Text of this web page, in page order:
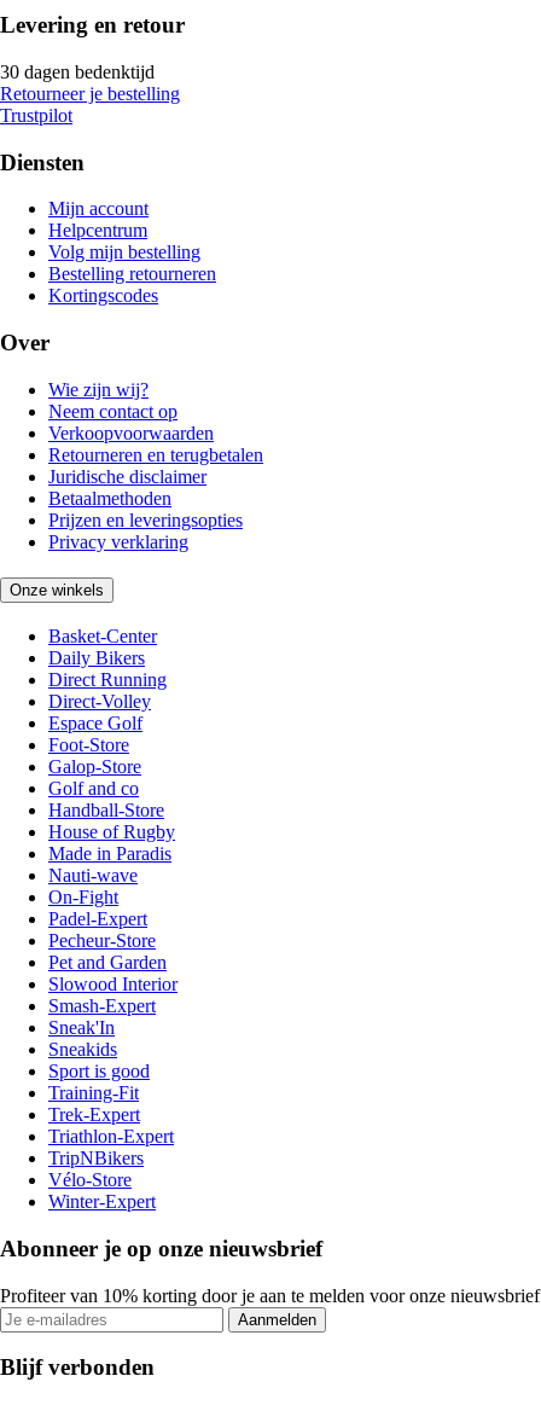
Levering en retour
30 dagen bedenktijd
Retourneer je bestelling
Trustpilot
Diensten
Mijn account
Helpcentrum
Volg mijn bestelling
Bestelling retourneren
Kortingscodes
Over
Wie zijn wij?
Neem contact op
Verkoopvoorwaarden
Retourneren en terugbetalen
Juridische disclaimer
Betaalmethoden
Prijzen en leveringsopties
Privacy verklaring
Onze winkels
Basket-Center
Daily Bikers
Direct Running
Direct-Volley
Espace Golf
Foot-Store
Galop-Store
Golf and co
Handball-Store
House of Rugby
Made in Paradis
Nauti-wave
On-Fight
Padel-Expert
Pecheur-Store
Pet and Garden
Slowood Interior
Smash-Expert
Sneak'In
Sneakids
Sport is good
Training-Fit
Trek-Expert
Triathlon-Expert
TripNBikers
Vélo-Store
Winter-Expert
Abonneer je op onze nieuwsbrief
Profiteer van 10% korting door je aan te melden voor onze nieuwsbrief
Aanmelden
Blijf verbonden